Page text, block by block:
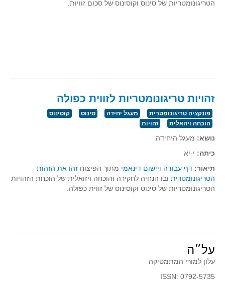
ספרים ומספרים
מאמרים
קבוצות דיון
הטריגונומטריות של סינוס וקוסינוס של סכום זוויות.
זהויות טריגונומטריות לזווית כפולה
פונקציה טריגונומטרית מעגל יחידה סינוס
קוסינוס
הוכחה ויזואלית
זהויות
נושא: מעגל היחידה
כיתה: י-יא
תיאור: דף עבודה ויישום דינאמי מתוך הפיצוח זהו את הזהות
הטריגונומטרית ובו הנחיה לחקירה והוכחה ויזואלית של הוכחת הזהויות
הטריגונומטריות של סינוס וקוסינוס של זווית כפולה.
על״ה
עלון למורי המתמטיקה
ISSN: 0792-5735